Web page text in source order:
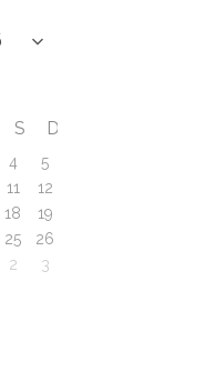
S D
4
5
11
12
18
19
25
26
2 3